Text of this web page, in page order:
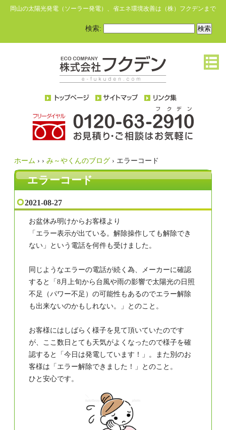
岡山の太陽光発電（ソーラー発電）、省エネ環境改善は（株）フクデンまで
検索:
ホーム › › み～やくんのブログ › エラーコード
エラーコード
2021-08-27
お盆休み明けからお客様より
「エラー表示が出ている。解除操作しても解除でき
ない」という電話を何件も受けました。
同じようなエラーの電話が続く為、メーカーに確認
すると「8月上旬から台風や雨の影響で太陽光の日照
不足（パワー不足）の可能性もあるのでエラー解除
も出来ないのかもしれない。」とのこと。
お客様にはしばらく様子を見て頂いていたのです
が、ここ数日とても天気がよくなったので様子を確
認すると「今日は発電しています！」。また別のお
客様は「エラー解除できました！」とのこと。
ひと安心です。